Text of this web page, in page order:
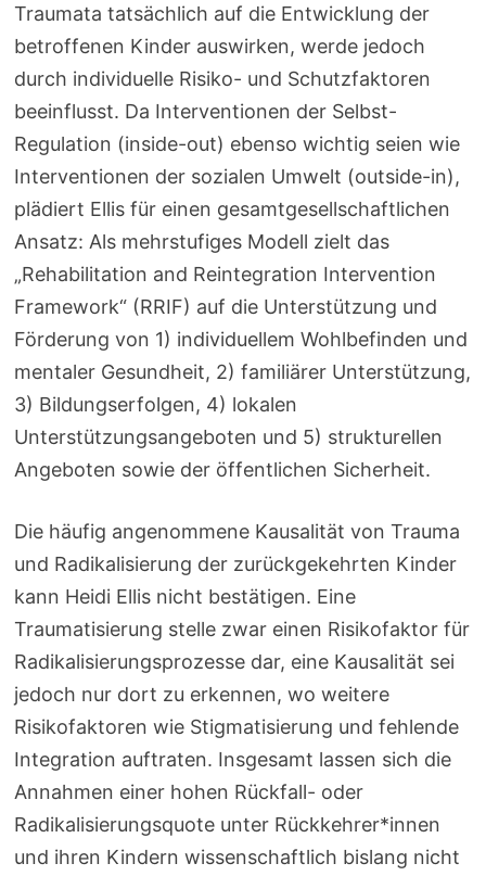
Traumata tatsächlich auf die Entwicklung der
betroffenen Kinder auswirken, werde jedoch
durch individuelle Risiko- und Schutzfaktoren
beeinflusst. Da Interventionen der Selbst-
Regulation (inside-out) ebenso wichtig seien wie
Interventionen der sozialen Umwelt (outside-in),
plädiert Ellis für einen gesamtgesellschaftlichen
Ansatz: Als mehrstufiges Modell zielt das
„Rehabilitation and Reintegration Intervention
Framework“ (RRIF) auf die Unterstützung und
Förderung von 1) individuellem Wohlbefinden und
mentaler Gesundheit, 2) familiärer Unterstützung,
3) Bildungserfolgen, 4) lokalen
Unterstützungsangeboten und 5) strukturellen
Angeboten sowie der öffentlichen Sicherheit.
Die häufig angenommene Kausalität von Trauma
und Radikalisierung der zurückgekehrten Kinder
kann Heidi Ellis nicht bestätigen. Eine
Traumatisierung stelle zwar einen Risikofaktor für
Radikalisierungsprozesse dar, eine Kausalität sei
jedoch nur dort zu erkennen, wo weitere
Risikofaktoren wie Stigmatisierung und fehlende
Integration auftraten. Insgesamt lassen sich die
Annahmen einer hohen Rückfall- oder
Radikalisierungsquote unter Rückkehrer*innen
und ihren Kindern wissenschaftlich bislang nicht